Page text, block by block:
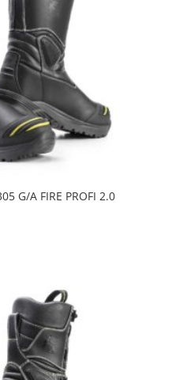
G/A FIRE PROFI 2.0